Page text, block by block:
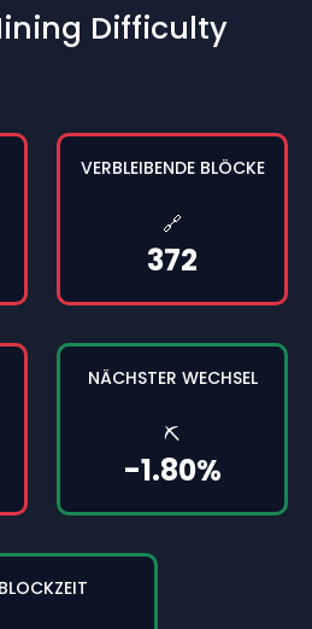
Difficulty
VERBLEIBENDE BLÖCKE
🔗
372
NÄCHSTER WECHSEL
⛏️
-1.80%
BLOCKZEIT